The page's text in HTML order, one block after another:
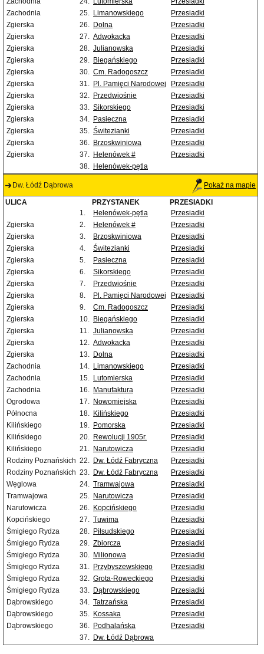
Zachodnia
25. Limanowskiego
Przesiadki
Zgierska
26. Dolna
Przesiadki
Zgierska
27. Adwokacka
Przesiadki
Zgierska
28. Julianowska
Przesiadki
Zgierska
29. Biegańskiego
Przesiadki
Zgierska
30. Cm. Radogoszcz
Przesiadki
Zgierska
31. Pl. Pamięci Narodowej
Przesiadki
Zgierska
32. Przedwiośnie
Przesiadki
Zgierska
33. Sikorskiego
Przesiadki
Zgierska
34. Pasieczna
Przesiadki
Zgierska
35. Świtezianki
Przesiadki
Zgierska
36. Brzoskwiniowa
Przesiadki
Zgierska
37. Helenówek #
Przesiadki
38. Helenówek-pętla
Dw. Łódź Dąbrowa Pokaż na mapie
ULICA PRZYSTANEK
PRZESIADKI
1.
Helenówek-pętla
Przesiadki
Zgierska
2. Helenówek #
Przesiadki
Zgierska
3. Brzoskwiniowa
Przesiadki
Zgierska
4. Świtezianki
Przesiadki
Zgierska
5. Pasieczna
Przesiadki
Zgierska
6. Sikorskiego
Przesiadki
Zgierska
7. Przedwiośnie
Przesiadki
Zgierska
8. Pl. Pamięci Narodowej
Przesiadki
Zgierska
9. Cm. Radogoszcz
Przesiadki
Zgierska
10. Biegańskiego
Przesiadki
Zgierska
11. Julianowska
Przesiadki
Zgierska
12. Adwokacka
Przesiadki
Zgierska
13. Dolna
Przesiadki
Zachodnia
14. Limanowskiego
Przesiadki
Zachodnia
15. Lutomierska
Przesiadki
Zachodnia
16. Manufaktura
Przesiadki
Ogrodowa
17. Nowomiejska
Przesiadki
Północna
18. Kilińskiego
Przesiadki
Kilińskiego
19. Pomorska
Przesiadki
Kilińskiego
20. Rewolucji 1905r.
Przesiadki
Kilińskiego
21. Narutowicza
Przesiadki
Rodziny Poznańskich 22. Dw. Łódź Fabryczna
Przesiadki
Rodziny Poznańskich 23. Dw. Łódź Fabryczna
Przesiadki
Węglowa
24. Tramwajowa
Przesiadki
Tramwajowa
25. Narutowicza
Przesiadki
Narutowicza
26. Kopcińskiego
Przesiadki
Kopcińskiego
27. Tuwima
Przesiadki
Śmigłego Rydza
28. Piłsudskiego
Przesiadki
Śmigłego Rydza
29. Zbiorcza
Przesiadki
Śmigłego Rydza
30. Milionowa
Przesiadki
Śmigłego Rydza
31. Przybyszewskiego
Przesiadki
Śmigłego Rydza
32. Grota-Roweckiego
Przesiadki
Śmigłego Rydza
33. Dąbrowskiego
Przesiadki
Dąbrowskiego
34. Tatrzańska
Przesiadki
Dąbrowskiego
35. Kossaka
Przesiadki
Dąbrowskiego
36. Podhalańska
Przesiadki
37. Dw. Łódź Dąbrowa